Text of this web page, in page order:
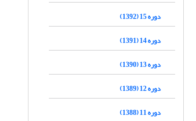
دوره 15 (1392)
دوره 14 (1391)
دوره 13 (1390)
دوره 12 (1389)
دوره 11 (1388)